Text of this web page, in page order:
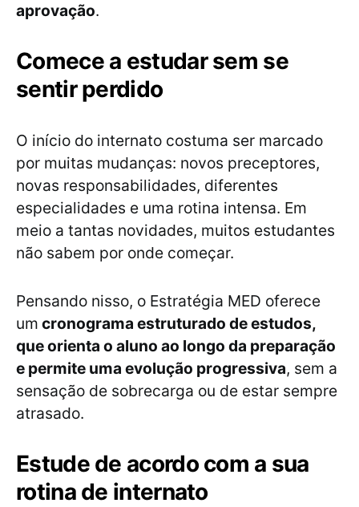
aprovação.
Comece a estudar sem se
sentir perdido
O início do internato costuma ser marcado
por muitas mudanças: novos preceptores,
novas responsabilidades, diferentes
especialidades e uma rotina intensa. Em
meio a tantas novidades, muitos estudantes
não sabem por onde começar.
Pensando nisso, o Estratégia MED oferece
um cronograma estruturado de estudos,
que orienta o aluno ao longo da preparação
e permite uma evolução progressiva, sem a
sensação de sobrecarga ou de estar sempre
atrasado.
Estude de acordo com a sua
rotina de internato